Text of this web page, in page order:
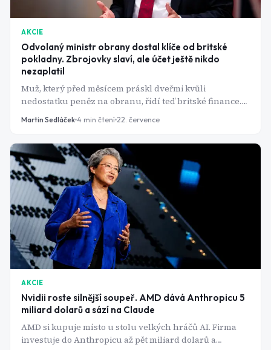
AKCIE
Odvolaný ministr obrany dostal klíče od britské
pokladny. Zbrojovky slaví, ale účet ještě nikdo
nezaplatil
Muž, který před měsícem práskl dveřmi kvůli
nedostatku peněz na obranu, řídí teď britské finance.
vystřelily nahoru.
Martin Sedláček 4 min čtení 22. července
AKCIE
Nvidii roste silnější soupeř. AMD dává Anthropicu 5
miliard dolarů a sází na Claude
AMD si kupuje místo u stolu velkých hráčů AI. Firma
investuje do Anthropicu až pět miliard dolarů a